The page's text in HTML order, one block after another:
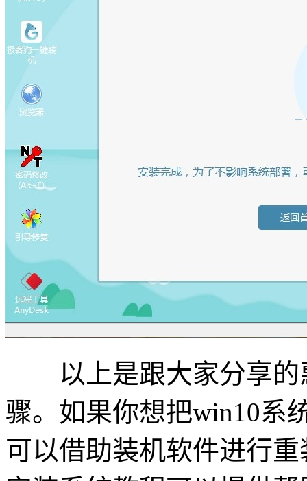
以上是跟大家分享的
骤。如果你想把win10系
可以借助装机软件进行